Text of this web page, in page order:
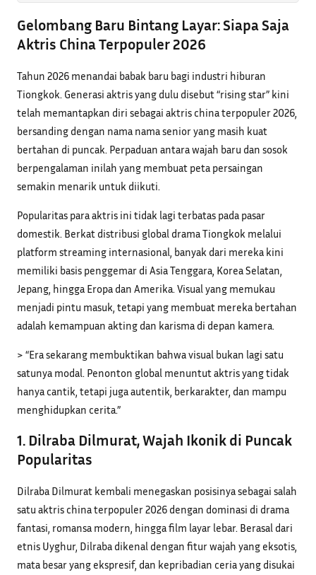
Gelombang Baru Bintang Layar: Siapa Saja
Aktris China Terpopuler 2026
Tahun 2026 menandai babak baru bagi industri hiburan
Tiongkok. Generasi aktris yang dulu disebut “rising star” kini
telah memantapkan diri sebagai aktris china terpopuler 2026,
bersanding dengan nama nama senior yang masih kuat
bertahan di puncak. Perpaduan antara wajah baru dan sosok
berpengalaman inilah yang membuat peta persaingan
semakin menarik untuk diikuti.
Popularitas para aktris ini tidak lagi terbatas pada pasar
domestik. Berkat distribusi global drama Tiongkok melalui
platform streaming internasional, banyak dari mereka kini
memiliki basis penggemar di Asia Tenggara, Korea Selatan,
Jepang, hingga Eropa dan Amerika. Visual yang memukau
menjadi pintu masuk, tetapi yang membuat mereka bertahan
adalah kemampuan akting dan karisma di depan kamera.
> “Era sekarang membuktikan bahwa visual bukan lagi satu
satunya modal. Penonton global menuntut aktris yang tidak
hanya cantik, tetapi juga autentik, berkarakter, dan mampu
menghidupkan cerita.”
1. Dilraba Dilmurat, Wajah Ikonik di Puncak
Popularitas
Dilraba Dilmurat kembali menegaskan posisinya sebagai salah
satu aktris china terpopuler 2026 dengan dominasi di drama
fantasi, romansa modern, hingga film layar lebar. Berasal dari
etnis Uyghur, Dilraba dikenal dengan fitur wajah yang eksotis,
mata besar yang ekspresif, dan kepribadian ceria yang disukai